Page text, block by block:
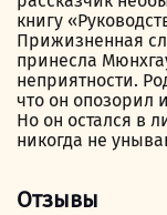
книгу
Прижизненная
принесла
неприятности.
что он опозорил
Но он остался в
никогда не
Отзывы